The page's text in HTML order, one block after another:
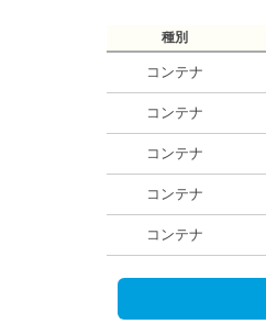
種別
コンテナ
コンテナ
コンテナ
コンテナ
コンテナ